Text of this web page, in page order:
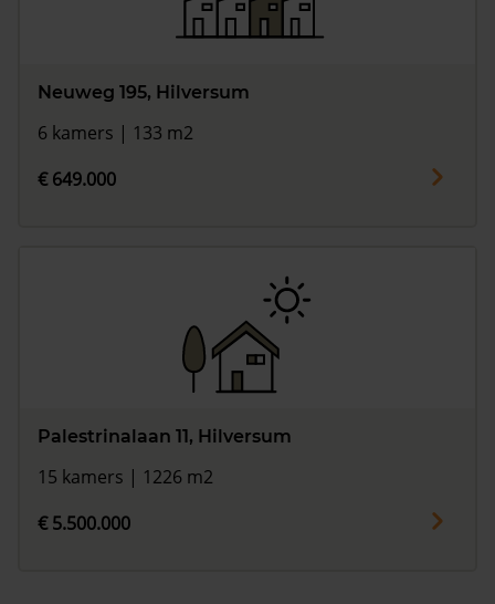
Neuweg 195, Hilversum
6 kamers | 133 m2
€ 649.000
Palestrinalaan 11, Hilversum
15 kamers | 1226 m2
€ 5.500.000